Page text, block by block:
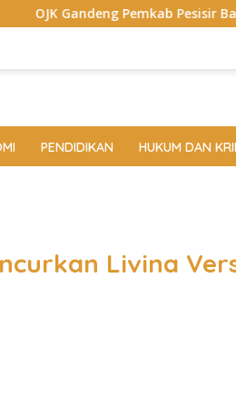
Pesisir Barat Perluas Inklusi
PENDIDIKAN HUKUM DAN
Livina